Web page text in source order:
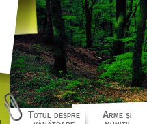
Totul despre
Arme şi